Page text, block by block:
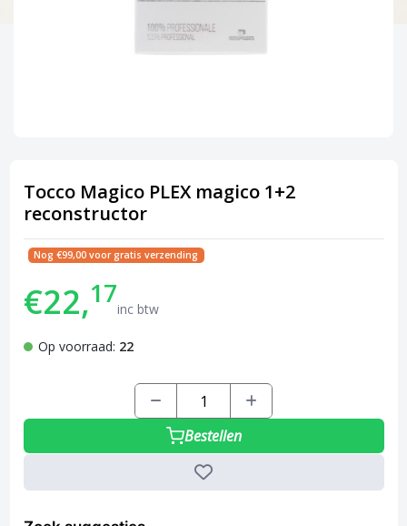
Tocco Magico PLEX magico 1+2
reconstructor
Nog €99,00 voor gratis verzending
€22,17inc btw
Op voorraad: 22
Bestellen